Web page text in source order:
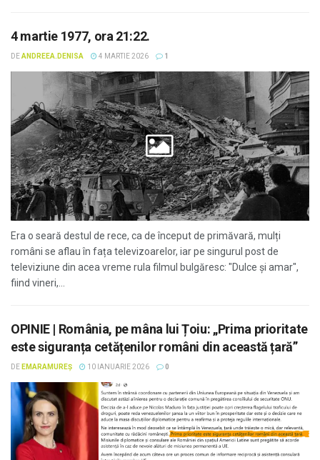
4 martie 1977, ora 21:22.
DEANDREEA.DENISA 4 MARTIE 2026 1
Era o seară destul de rece, ca de început de primăvară, mulți
români se aflau în fața televizoarelor, iar pe singurul post de
televiziune din acea vreme rula filmul bulgăresc: "Dulce și amar",
fiind vineri,...
OPINIE | România, pe mâna lui Țoiu: „Prima prioritate
este siguranța cetățenilor români din această țară”
DE EMARAMUREȘ 10 IANUARIE 2026 0